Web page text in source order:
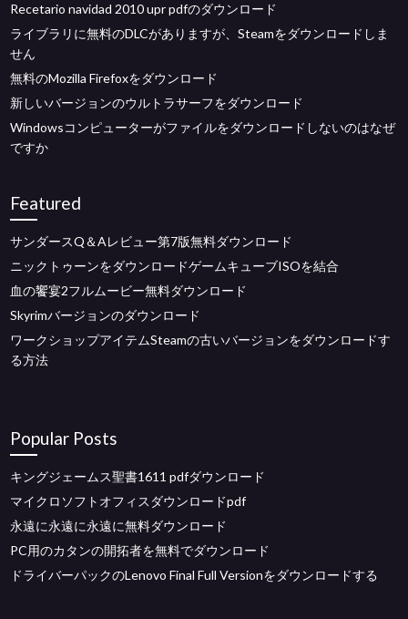
Recetario navidad 2010 upr pdfのダウンロード
ライブラリに無料のDLCがありますが、Steamをダウンロードしま
せん
無料のMozilla Firefoxをダウンロード
新しいバージョンのウルトラサーフをダウンロード
Windowsコンピューターがファイルをダウンロードしないのはなぜ
ですか
Featured
サンダースQ＆Aレビュー第7版無料ダウンロード
ニックトゥーンをダウンロードゲームキューブISOを結合
血の饗宴2フルムービー無料ダウンロード
Skyrimバージョンのダウンロード
ワークショップアイテムSteamの古いバージョンをダウンロードす
る方法
Popular Posts
キングジェームス聖書1611 pdfダウンロード
マイクロソフトオフィスダウンロードpdf
永遠に永遠に永遠に無料ダウンロード
PC用のカタンの開拓者を無料でダウンロード
ドライバーパックのLenovo Final Full Versionをダウンロードする